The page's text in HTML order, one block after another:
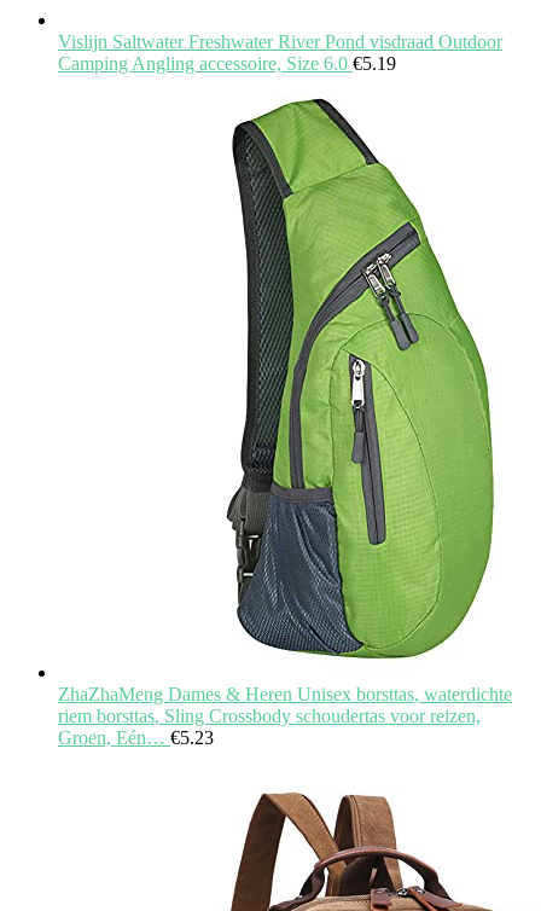
Vislijn Saltwater Freshwater River Pond visdraad Outdoor
Camping Angling accessoire, Size 6.0 €5.19
ZhaZhaMeng Dames & Heren Unisex borsttas, waterdichte
riem borsttas, Sling Crossbody schoudertas voor reizen,
Groen, Eén… €5.23